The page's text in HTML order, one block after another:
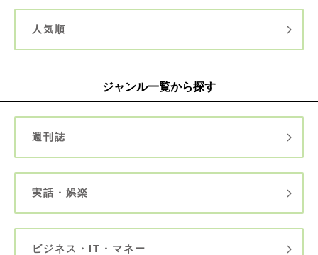
人気順
ジャンル一覧から探す
週刊誌
実話・娯楽
ビジネス・IT・マネー